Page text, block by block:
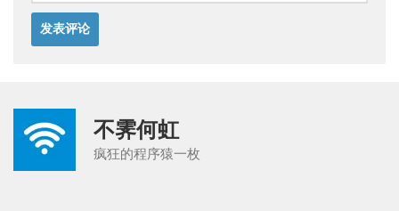
不霁何虹
疯狂的程序猿一枚